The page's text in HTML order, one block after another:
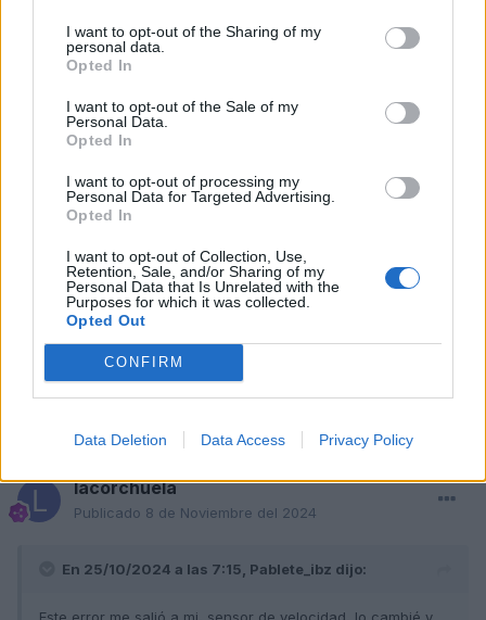
I want to opt-out of the Sharing of my
personal data.
Opted In
I want to opt-out of the Sale of my
Personal Data.
Opted In
I want to opt-out of processing my
Personal Data for Targeted Advertising.
Opted In
I want to opt-out of Collection, Use,
Retention, Sale, and/or Sharing of my
Personal Data that Is Unrelated with the
Purposes for which it was collected.
Opted Out
CONFIRM
Data Deletion Data Access Privacy Policy
Pablete_ibz
Este error me salió a mi, sensor de velocidad, lo cambié y seguia,
en eBay o de desguace por tu referencia, han subido bastante
de precio, también puedes enviarlo a reparar...
Responder
lacorchuela
Publicado 8 de Noviembre del 2024
En 25/10/2024 a las 7:15, Pablete_ibz dijo: